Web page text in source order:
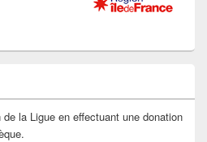
la Ligue en effectuant une donation